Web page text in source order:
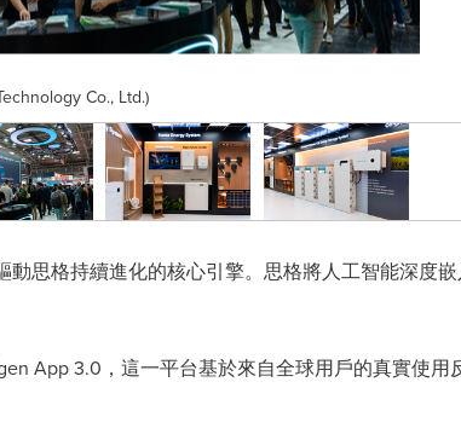
Co., Ltd.)
思格持續進化的核心引擎。思格將人工智能深度
App 3.0，這一平台基於來自全球用戶的真實使